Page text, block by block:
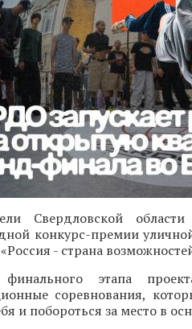
Свердловской
конкурс-премии
- страна
этапа
соревнования,
и побороться за место в